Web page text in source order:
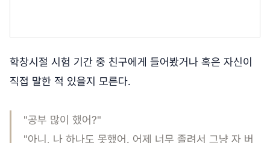
학창시절 시험 기간 중 친구에게 들어봤거나 혹은 자신이
직접 말한 적 있을지 모른다.
"공부 많이 했어?"
"아니, 나 하나도 못했어. 어제 너무 졸려서 그냥 자 버